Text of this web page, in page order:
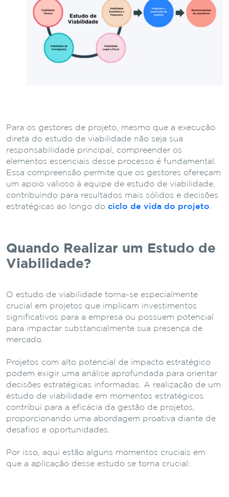
Para os gestores de projeto, mesmo que a execução
direta do estudo de viabilidade não seja sua
responsabilidade principal, compreender os
elementos essenciais desse processo é fundamental.
Essa compreensão permite que os gestores ofereçam
um apoio valioso à equipe de estudo de viabilidade,
contribuindo para resultados mais sólidos e decisões
estratégicas ao longo do ciclo de vida do projeto
Quando Realizar um Estudo de
Viabilidade?
O estudo de viabilidade torna-se especialmente
crucial em projetos que implicam investimentos
significativos para a empresa ou possuem potencial
para impactar substancialmente sua presença de
mercado.
Projetos com alto potencial de impacto estratégico
podem exigir uma análise aprofundada para orientar
decisões estratégicas informadas.
A realização de um
estudo de viabilidade em momentos estratégicos
contribui para a eficácia da gestão de projetos,
proporcionando uma abordagem proativa diante de
desafios e oportunidades.
Por isso, aqui estão alguns momentos cruciais em
que a aplicação desse estudo se torna crucial: